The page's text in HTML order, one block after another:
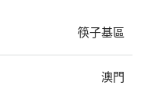
筷子基區
澳門